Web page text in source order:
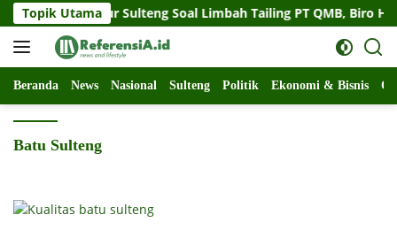
Langsung
ke
konten
Topik Utama
Gubernur Sulteng Soal Limbah Tailing PT QMB, Biro
Beranda News Nasional Sulteng Politik Ekonomi & Bisnis
Batu Sulteng